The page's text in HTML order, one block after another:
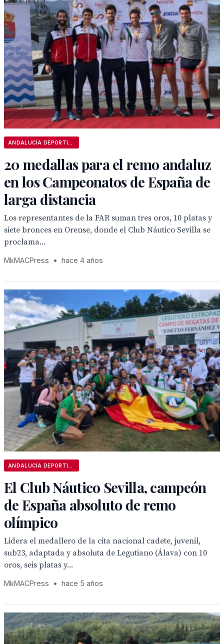
20 medallas para el remo andaluz
en los Campeonatos de España de
larga distancia
Los representantes de la FAR suman tres oros, 10 platas y
siete bronces en Orense, donde el Club Náutico Sevilla se
proclama...
MkMACPress • hace 4 años
El Club Náutico Sevilla, campeón
de España absoluto de remo
olímpico
Lidera el medallero de la cita nacional cadete, juvenil,
sub23, adaptada y absoluta de Legutiano (Álava) con 10
oros, seis platas y...
MkMACPress • hace 5 años